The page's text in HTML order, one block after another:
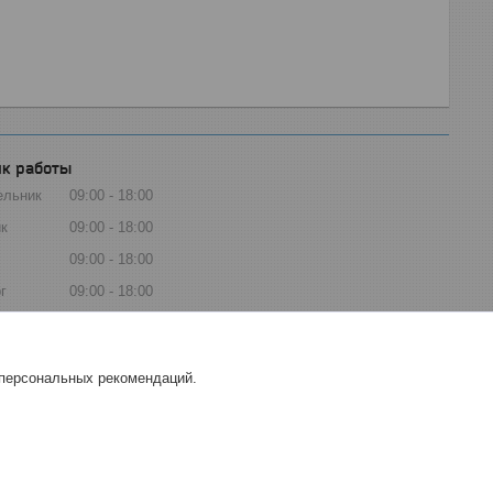
работы
09:00
18:00
09:00
18:00
09:00
18:00
09:00
18:00
Выходной
рекомендаций.